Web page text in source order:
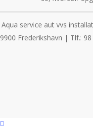
Aqua service aut vvs
9900 Frederikshavn | Tlf.: